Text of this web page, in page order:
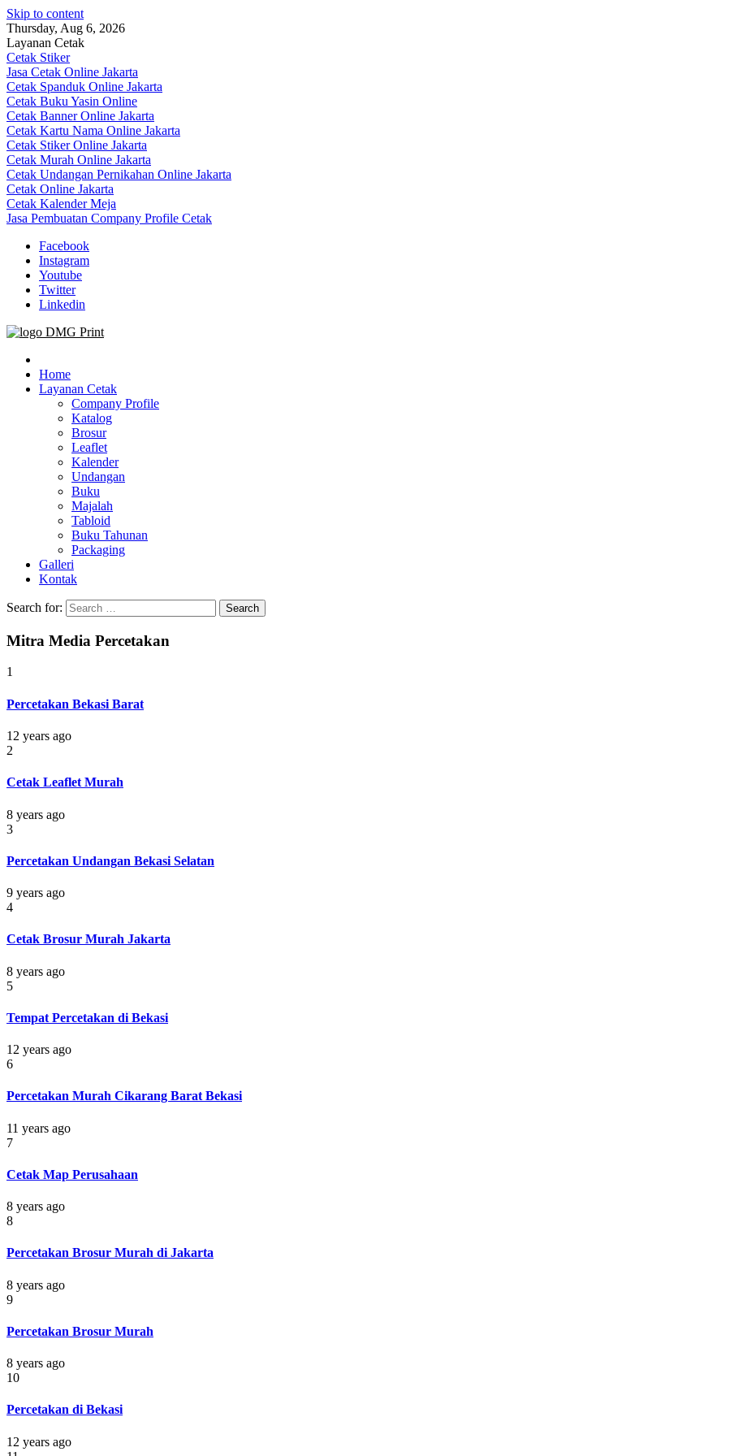
Skip to content
Thursday, Aug 6, 2026
Layanan Cetak
Cetak Stiker
Jasa Cetak Online Jakarta
Cetak Spanduk Online Jakarta
Cetak Buku Yasin Online
Cetak Banner Online Jakarta
Cetak Kartu Nama Online Jakarta
Cetak Stiker Online Jakarta
Cetak Murah Online Jakarta
Cetak Undangan Pernikahan Online Jakarta
Cetak Online Jakarta
Cetak Kalender Meja
Jasa Pembuatan Company Profile Cetak
Facebook
Instagram
Youtube
Twitter
Linkedin
Jasa Cetak Online DMG Printing
Home
Layanan Cetak
Company Profile
Katalog
Brosur
Leaflet
Kalender
Undangan
Buku
Majalah
Tabloid
Buku Tahunan
Packaging
Galleri
Kontak
Search for:
Mitra Media Percetakan
1
Percetakan Bekasi Barat
12 years ago
2
Cetak Leaflet Murah
8 years ago
3
Percetakan Undangan Bekasi Selatan
9 years ago
4
Cetak Brosur Murah Jakarta
8 years ago
5
Tempat Percetakan di Bekasi
12 years ago
6
Percetakan Murah Cikarang Barat Bekasi
11 years ago
7
Cetak Map Perusahaan
8 years ago
8
Percetakan Brosur Murah di Jakarta
8 years ago
9
Percetakan Brosur Murah
8 years ago
10
Percetakan di Bekasi
12 years ago